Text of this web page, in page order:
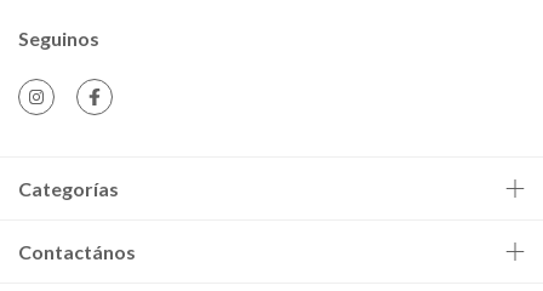
Seguinos
Categorías
Contactános